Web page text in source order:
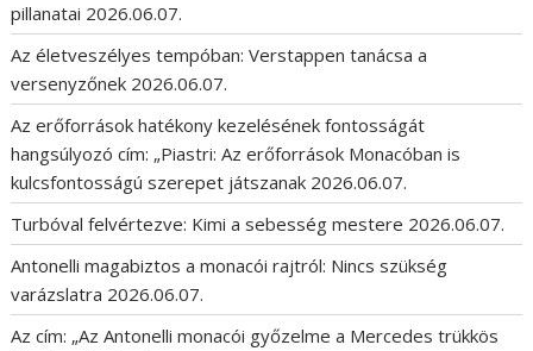
pillanatai 2026.06.07.
Az életveszélyes tempóban: Verstappen tanácsa a
versenyzőnek 2026.06.07.
Az erőforrások hatékony kezelésének fontosságát
hangsúlyozó cím: „Piastri: Az erőforrások Monacóban is
kulcsfontosságú szerepet játszanak 2026.06.07.
Turbóval felvértezve: Kimi a sebesség mestere 2026.06.07.
Antonelli magabiztos a monacói rajtról: Nincs szükség
varázslatra 2026.06.07.
Az cím: „Az Antonelli monacói győzelme a Mercedes trükkös